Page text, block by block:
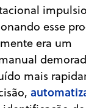
esse
era um
mais